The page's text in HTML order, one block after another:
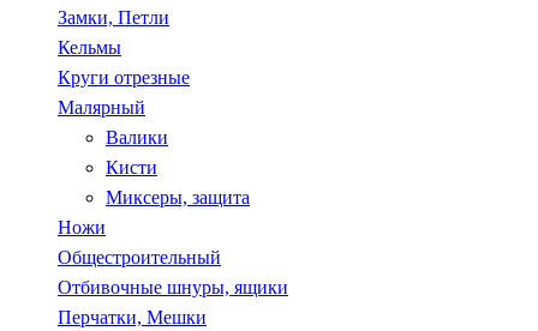
Замки, Петли
Кельмы
Круги отрезные
Малярный
Валики
Кисти
Миксеры, защита
Ножи
Общестроительный
Отбивочные шнуры, ящики
Перчатки, Мешки